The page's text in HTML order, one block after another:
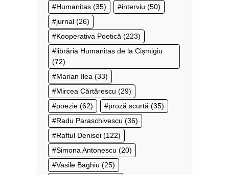
Humanitas (35) interviu (50)
jurnal (26)
Kooperativa Poetică (223)
librăria Humanitas de la Cișmigiu
(72)
Marian Ilea (33)
Mircea Cărtărescu (29)
poezie (62) proză scurtă (35)
Radu Paraschivescu (36)
Raftul Denisei (122)
Simona Antonescu (20)
Vasile Baghiu (25)